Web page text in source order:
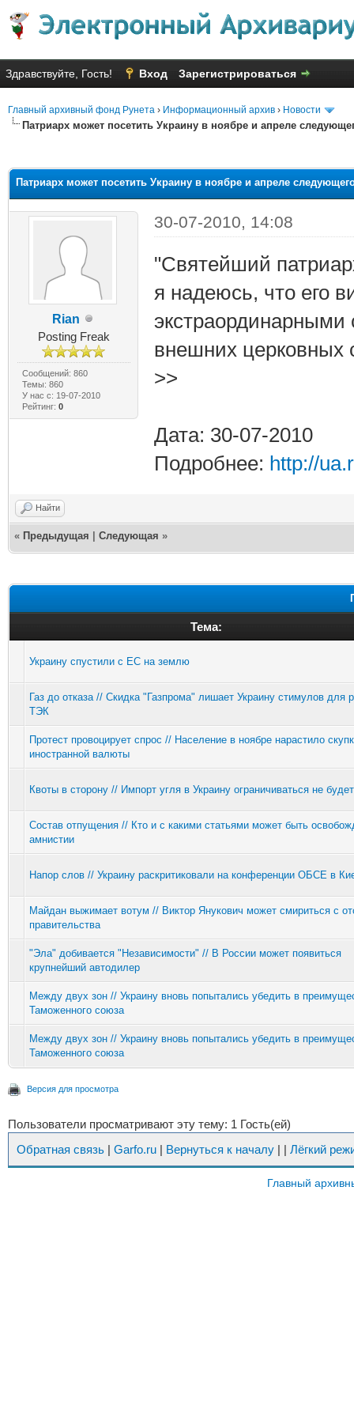
Здравствуйте, Гость! Вход Зарегистрироваться
Главный архивный фонд Рунета › Информационный архив › Новости
Патриарх может посетить Украину в ноябре и апреле
Патриарх может посетить Украину в ноябре и апреле
Rian
Posting Freak
Сообщений: 860
Темы: 860
У нас с: 19-07-2010
Рейтинг: 0
30-07-2010, 14:08
"Святейший
я надеюсь, что его
экстраординарными
внешних церковных
>>
Дата: 30-07-2010
Подробнее: http://
Найти
« Предыдущая Следующая »
Тема:
Украину спустили с ЕС на землю
Газ до отказа // Скидка "Газпрома" лишает Украину стимулов для
ТЭК
Протест провоцирует спрос // Население в ноябре нарастило
иностранной валюты
Квоты в сторону // Импорт угля в Украину ограничиваться не будет
Состав отпущения // Кто и с какими статьями может быть
амнистии
Напор слов // Украину раскритиковали на конференции ОБСЕ в
Майдан выжимает вотум // Виктор Янукович может смириться с
правительства
"Эла" добивается "Независимости" // В России может появиться
крупнейший автодилер
Между двух зон // Украину вновь попытались убедить в
Таможенного союза
Между двух зон // Украину вновь попытались убедить в
Таможенного союза
Версия для просмотра
Пользователи просматривают эту тему: 1 Гость(ей)
Обратная связь | Garfo.ru | Вернуться к началу | | Лёгкий
Главный